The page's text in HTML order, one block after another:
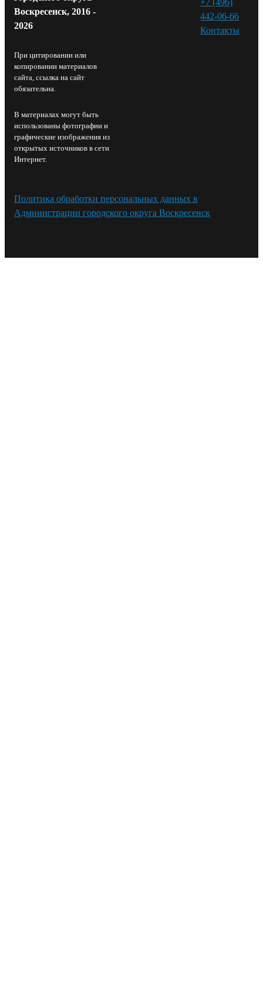
Воскресенск, 2016 -
2026
При цитировании или
копировании материалов
сайта, ссылка на сайт
обязательна.
В материалах могут быть
использованы фотографии и
графические изображения из
открытых источников в сети
Интернет.
442-06-66
Контакты⁠
Политика обработки персональных данных в
Администрации городского округа Воскресенск